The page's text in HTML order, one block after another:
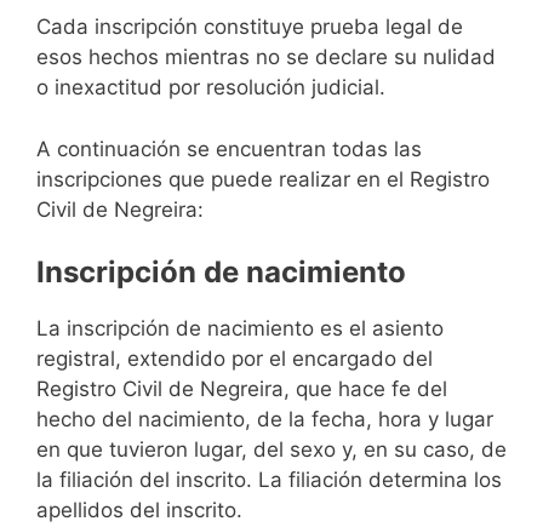
Cada inscripción constituye prueba legal de
esos hechos mientras no se declare su nulidad
o inexactitud por resolución judicial.
A continuación se encuentran todas las
inscripciones que puede realizar en el Registro
Civil de Negreira:
Inscripción de nacimiento
La inscripción de nacimiento es el asiento
registral, extendido por el encargado del
Registro Civil de Negreira, que hace fe del
hecho del nacimiento, de la fecha, hora y lugar
en que tuvieron lugar, del sexo y, en su caso, de
la filiación del inscrito. La filiación determina los
apellidos del inscrito.